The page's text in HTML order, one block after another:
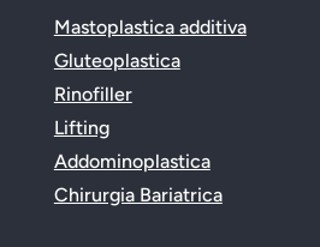
Mastoplastica additiva
Gluteoplastica
Rinofiller
Lifting
Addominoplastica
Chirurgia Bariatrica